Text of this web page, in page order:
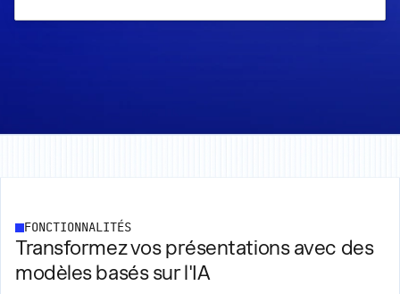
FONCTIONNALITÉS
Transformez vos présentations avec des
modèles basés sur l'IA